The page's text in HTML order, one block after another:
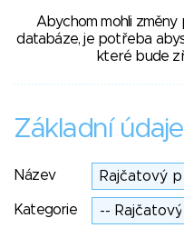
Abychom mohli
databáze, je potřeba
které bude
Základní údaje
Název
Kategorie